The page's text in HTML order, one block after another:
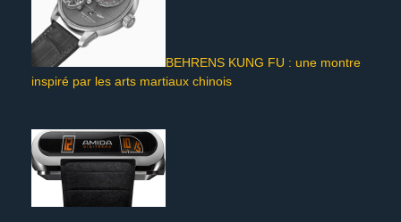
BEHRENS KUNG FU : une montre
inspiré par les arts martiaux chinois